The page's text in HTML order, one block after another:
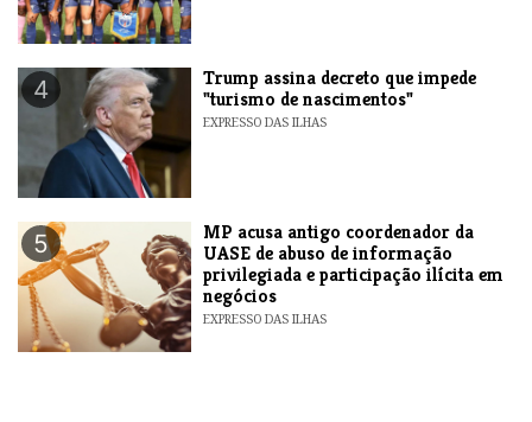
4
Trump assina decreto que impede
"turismo de nascimentos"
EXPRESSO DAS ILHAS
5
MP acusa antigo coordenador da
UASE de abuso de informação
privilegiada e participação ilícita em
negócios
EXPRESSO DAS ILHAS